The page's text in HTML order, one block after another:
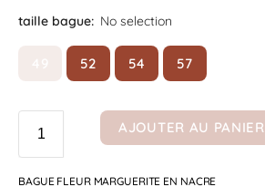
taille bague: No selection
52 54 57
AJOUTER AU PANIER
BAGUE FLEUR MARGUERITE EN NACRE